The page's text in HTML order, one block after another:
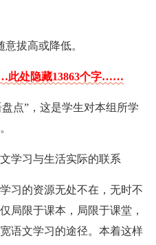
拔高或降低。
处隐藏13863个字……
点”，这是学生对本组所学
学习与生活实际的联系
习的资源无处不在，无时不
局限于课本，局限于课堂，
语文学习的途径。本着这样